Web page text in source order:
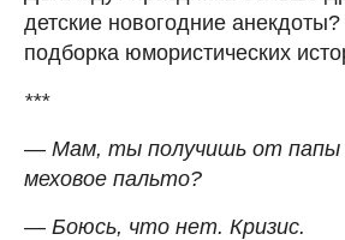
детские новогодние
подборка юмористических
***
— Мам, ты получишь от папы
меховое пальто?
— Боюсь, что нет. Кризис.